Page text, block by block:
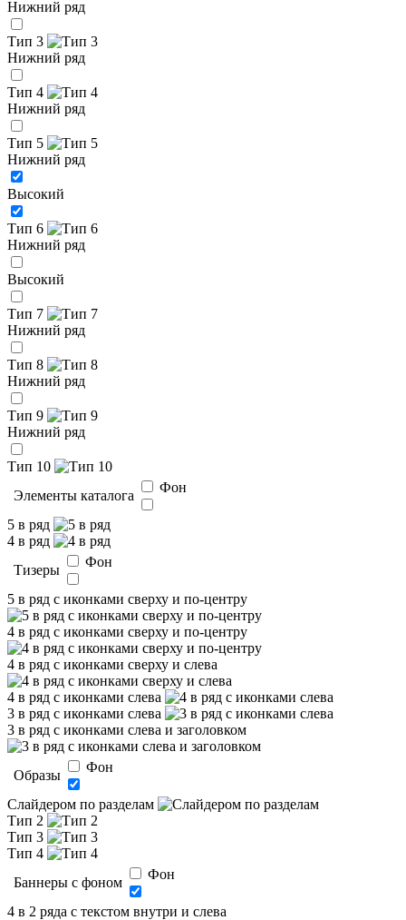
Нижний ряд
Тип 3
Нижний ряд
Тип 4
Нижний ряд
Тип 5
Нижний ряд
Высокий
Тип 6
Нижний ряд
Высокий
Тип 7
Нижний ряд
Тип 8
Нижний ряд
Тип 9
Нижний ряд
Тип 10
Элементы каталога
Фон
5 в ряд
4 в ряд
Тизеры
Фон
5 в ряд с иконками сверху и по-центру
4 в ряд с иконками сверху и по-центру
4 в ряд с иконками сверху и слева
4 в ряд с иконками слева
3 в ряд с иконками слева
3 в ряд с иконками слева и заголовком
Образы
Фон
Слайдером по разделам
Тип 2
Тип 3
Тип 4
Баннеры с фоном
Фон
4 в 2 ряда с текстом внутри и слева